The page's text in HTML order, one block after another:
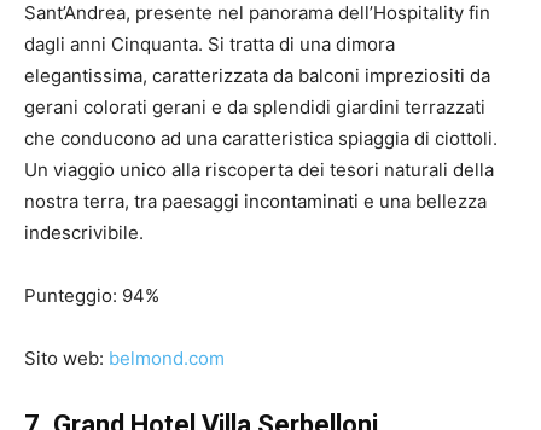
Sant’Andrea, presente nel panorama dell’Hospitality fin
dagli anni Cinquanta. Si tratta di una dimora
elegantissima, caratterizzata da balconi impreziositi da
gerani colorati gerani e da splendidi giardini terrazzati
che conducono ad una caratteristica spiaggia di ciottoli.
Un viaggio unico alla riscoperta dei tesori naturali della
nostra terra, tra paesaggi incontaminati e una bellezza
indescrivibile.
Punteggio: 94%
Sito web: belmond.com